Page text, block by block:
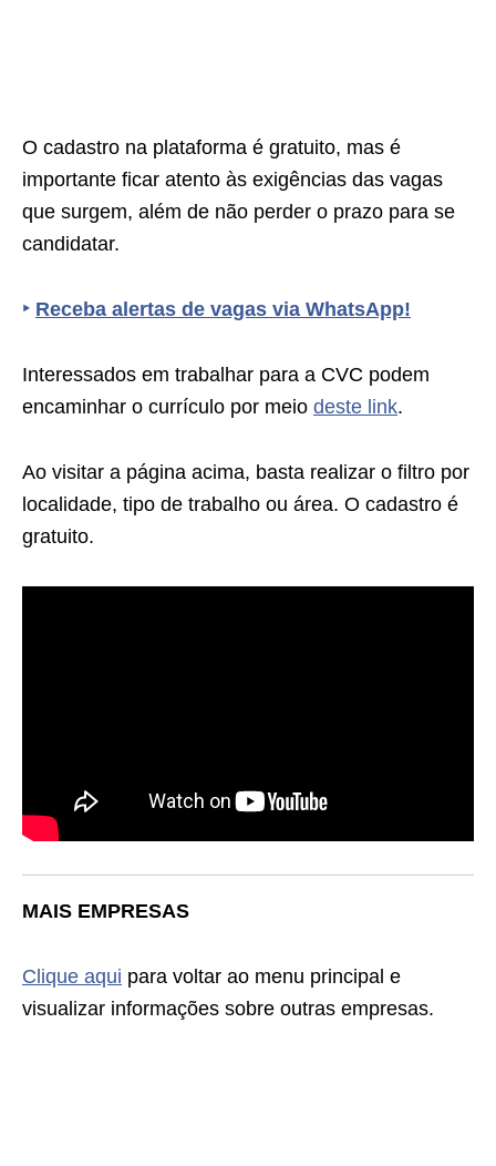
O cadastro na plataforma é gratuito, mas é
importante ficar atento às exigências das vagas
que surgem, além de não perder o prazo para se
candidatar.
‣ Receba alertas de vagas via WhatsApp!
Interessados em trabalhar para a CVC podem
encaminhar o currículo por meio deste link.
Ao visitar a página acima, basta realizar o filtro por
localidade, tipo de trabalho ou área. O cadastro é
gratuito.
MAIS EMPRESAS
Clique aqui para voltar ao menu principal e
visualizar informações sobre outras empresas.